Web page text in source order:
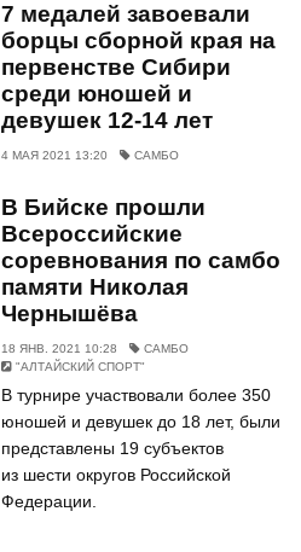
7 медалей завоевали
борцы сборной края на
первенстве Сибири
среди юношей и
девушек 12-14 лет
4 МАЯ 2021 13:20 САМБО
В Бийске прошли
Всероссийские
соревнования по самбо
памяти Николая
Чернышёва
18 ЯНВ. 2021 10:28
САМБО
"АЛТАЙСКИЙ СПОРТ"
В турнире участвовали более 350
юношей и девушек до 18 лет, были
представлены 19 субъектов
из шести округов Российской
Федерации.